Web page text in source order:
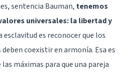
sentencia Bauman, tenemos
universales: la libertad y
esclavitud es reconocer que los
coexistir en armonía. Esa es
máximas para que una pareja